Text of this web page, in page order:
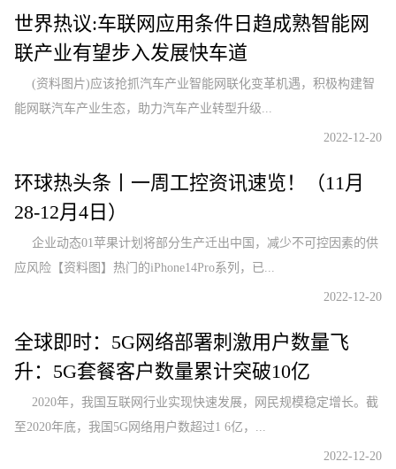
世界热议:车联网应用条件日趋成熟智能网
联产业有望步入发展快车道
(资料图片)应该抢抓汽车产业智能网联化变革机遇，积极构建智
能网联汽车产业生态，助力汽车产业转型升级...
2022-12-20
环球热头条丨一周工控资讯速览！（11月
28-12月4日）
企业动态01苹果计划将部分生产迁出中国，减少不可控因素的供
应风险【资料图】热门的iPhone14Pro系列，已...
2022-12-20
全球即时：5G网络部署刺激用户数量飞
升：5G套餐客户数量累计突破10亿
2020年，我国互联网行业实现快速发展，网民规模稳定增长。截
至2020年底，我国5G网络用户数超过1 6亿，...
2022-12-20